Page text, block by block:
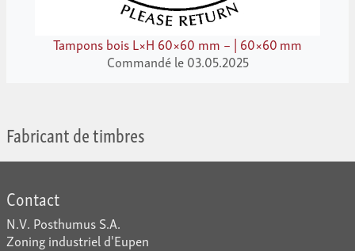
Tampons bois L×H 60×60 mm – | 60×60 mm
Commandé le 03.05.2025
Fabricant de timbres
Contact
N.V. Posthumus S.A.
Zoning industriel d'Eupen